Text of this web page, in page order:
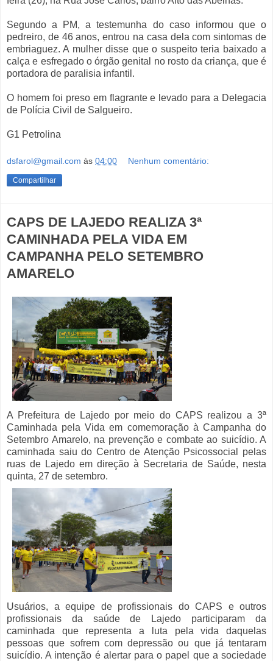
Segundo a PM, a testemunha do caso informou que o
pedreiro, de 46 anos, entrou na casa dela com sintomas de
embriaguez. A mulher disse que o suspeito teria baixado a
calça e esfregado o órgão genital no rosto da criança, que é
portadora de paralisia infantil.
O homem foi preso em flagrante e levado para a Delegacia
de Polícia Civil de Salgueiro.
G1 Petrolina
dsfarol@gmail.com às 04:00 Nenhum comentário:
Compartilhar
CAPS DE LAJEDO REALIZA 3ª
CAMINHADA PELA VIDA EM
CAMPANHA PELO SETEMBRO
AMARELO
A Prefeitura de Lajedo por meio do CAPS realizou a 3ª
Caminhada pela Vida em comemoração à Campanha do
Setembro Amarelo, na prevenção e combate ao suicídio. A
caminhada saiu do Centro de Atenção Psicossocial pelas
ruas de Lajedo em direção à Secretaria de Saúde, nesta
quinta, 27 de setembro.
Usuários, a equipe de profissionais do CAPS e outros
profissionais da saúde de Lajedo participaram da
caminhada que representa a luta pela vida daquelas
pessoas que sofrem com depressão ou que já tentaram
suicídio. A intenção é alertar para o papel que a sociedade